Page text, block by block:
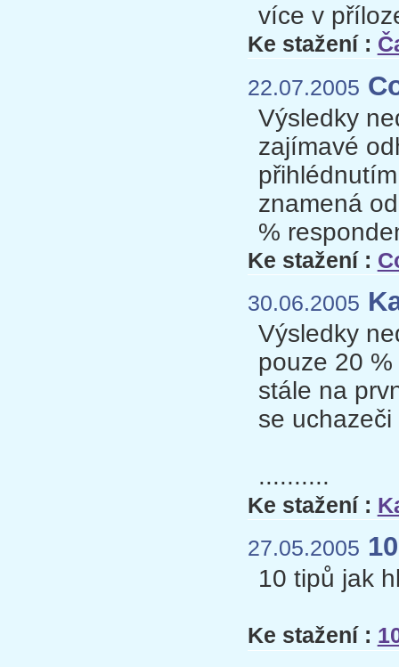
více v
Ke stažení :
22.07.2005
Výsledky
zajímavé
znamená
%
Ke stažení :
30.06.2005
Výsledky
pouze 20
stále na
se
..........
Ke stažení :
27.05.2005
10 tipů jak
Ke stažení :